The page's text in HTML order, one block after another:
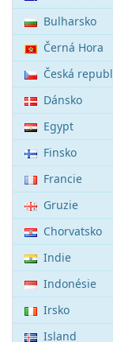
Bulharsko
Černá Hora
Česká
Dánsko
Egypt
Finsko
Francie
Gruzie
Chorvatsko
Indie
Indonésie
Irsko
Island